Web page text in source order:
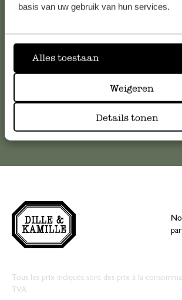
basis van uw gebruik van hun services.
Alles toestaan
Weigeren
Details tonen
Pour toute question ou demande de conseil
nos réponses auxquestions les plus
Service client en ligne
par
Tous les prix indiqués sont des prix à la
TVA.